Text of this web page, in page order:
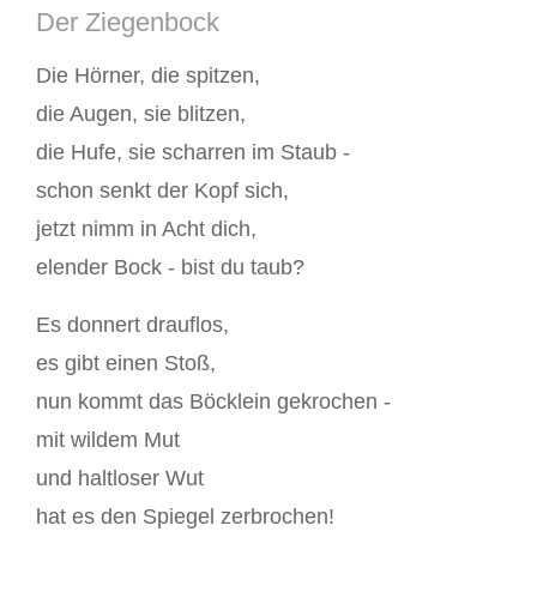
Der Ziegenbock
Die Hörner, die spitzen,
die Augen, sie blitzen,
die Hufe, sie scharren im Staub -
schon senkt der Kopf sich,
jetzt nimm in Acht dich,
elender Bock - bist du taub?
Es donnert drauflos,
es gibt einen Stoß,
nun kommt das Böcklein gekrochen -
mit wildem Mut
und haltloser Wut
hat es den Spiegel zerbrochen!